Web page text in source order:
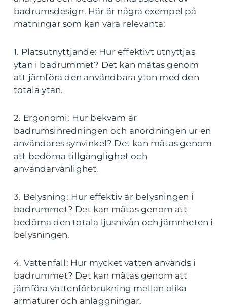
badrumsdesign. Här är några exempel på
mätningar som kan vara relevanta:
1. Platsutnyttjande: Hur effektivt utnyttjas
ytan i badrummet? Det kan mätas genom
att jämföra den användbara ytan med den
totala ytan.
2. Ergonomi: Hur bekväm är
badrumsinredningen och anordningen ur en
användares synvinkel? Det kan mätas genom
att bedöma tillgänglighet och
användarvänlighet.
3. Belysning: Hur effektiv är belysningen i
badrummet? Det kan mätas genom att
bedöma den totala ljusnivån och jämnheten i
belysningen.
4. Vattenfall: Hur mycket vatten används i
badrummet? Det kan mätas genom att
jämföra vattenförbrukning mellan olika
armaturer och anläggningar.